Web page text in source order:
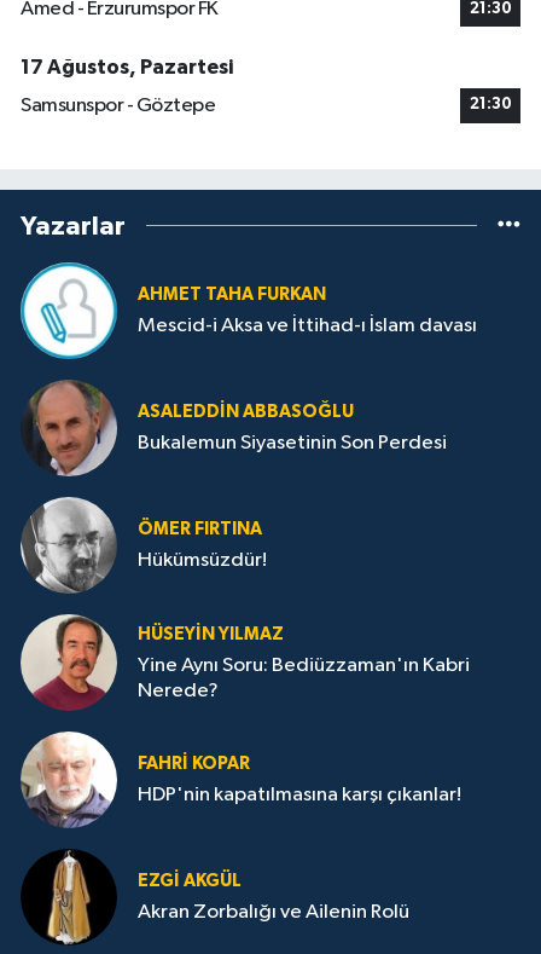
Amed - Erzurumspor FK 21:30
17 Ağustos, Pazartesi
Samsunspor - Göztepe
21:30
Yazarlar
AHMET TAHA FURKAN
Mescid-i Aksa ve İttihad-ı İslam davası
ASALEDDIN ABBASOĞLU
Bukalemun Siyasetinin Son Perdesi
ÖMER FIRTINA
Hükümsüzdür!
HÜSEYIN YILMAZ
Yine Aynı Soru: Bediüzzaman'ın Kabri
Nerede?
FAHRI KOPAR
HDP'nin kapatılmasına karşı çıkanlar!
EZGI AKGÜL
Akran Zorbalığı ve Ailenin Rolü